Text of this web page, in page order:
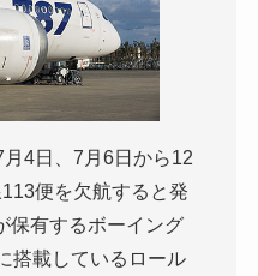
4日、7月6日から12
便を欠航すると発
保有するボーイング
搭載しているロール